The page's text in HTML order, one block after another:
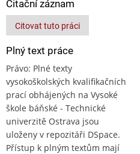
Citační záznam
Citovat tuto práci
Plný text práce
Právo: Plné texty
vysokoškolských kvalifikačních
prací obhájených na Vysoké
škole báňské - Technické
univerzitě Ostrava jsou
uloženy v repozitáři DSpace.
Přístup k plným textům mají